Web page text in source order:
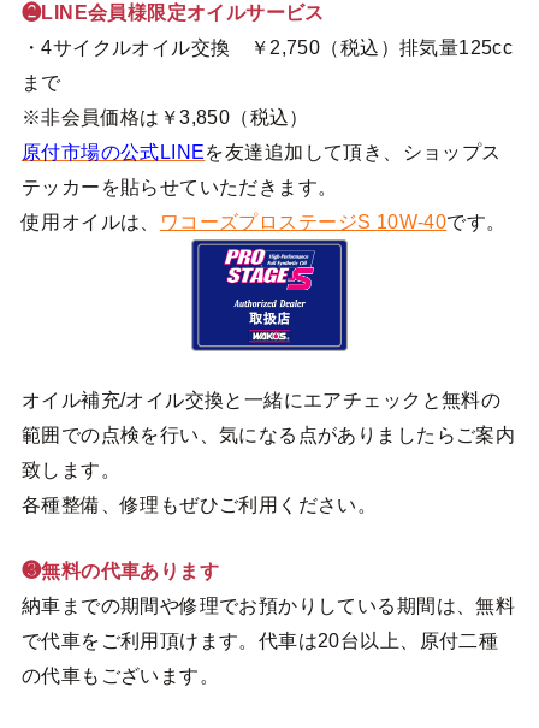
❷LINE会員様限定オイルサービス
・4サイクルオイル交換 ￥2,750（税込）排気量125cc
まで
※非会員価格は￥3,850（税込）
原付市場の公式LINEを友達追加して頂き、ショップス
テッカーを貼らせていただきます。
使用オイルは、
ワコーズプロステージS 10W-40です。
オイル補充/オイル交換と一緒にエアチェックと無料の
範囲での点検を行い、気になる点がありましたらご案内
致します。
各種整備、修理もぜひご利用ください。
❸無料の代車あります
納車までの期間や修理でお預かりしている期間は、無料
で代車をご利用頂けます。代車は20台以上、原付二種
の代車もございます。